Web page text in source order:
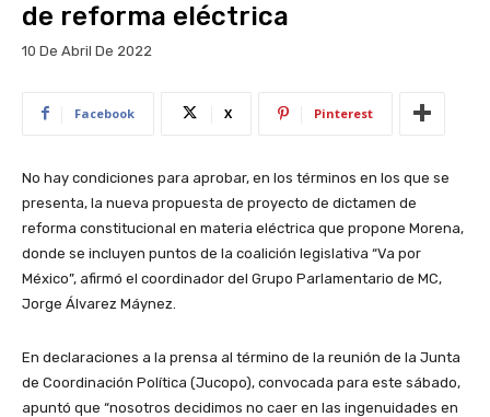
de reforma eléctrica
10 De Abril De 2022
Facebook X Pinterest
No hay condiciones para aprobar, en los términos en los que se
presenta, la nueva propuesta de proyecto de dictamen de
reforma constitucional en materia eléctrica que propone Morena,
donde se incluyen puntos de la coalición legislativa “Va por
México”, afirmó el coordinador del Grupo Parlamentario de MC,
Jorge Álvarez Máynez.
En declaraciones a la prensa al término de la reunión de la Junta
de Coordinación Política (Jucopo), convocada para este sábado,
apuntó que “nosotros decidimos no caer en las ingenuidades en